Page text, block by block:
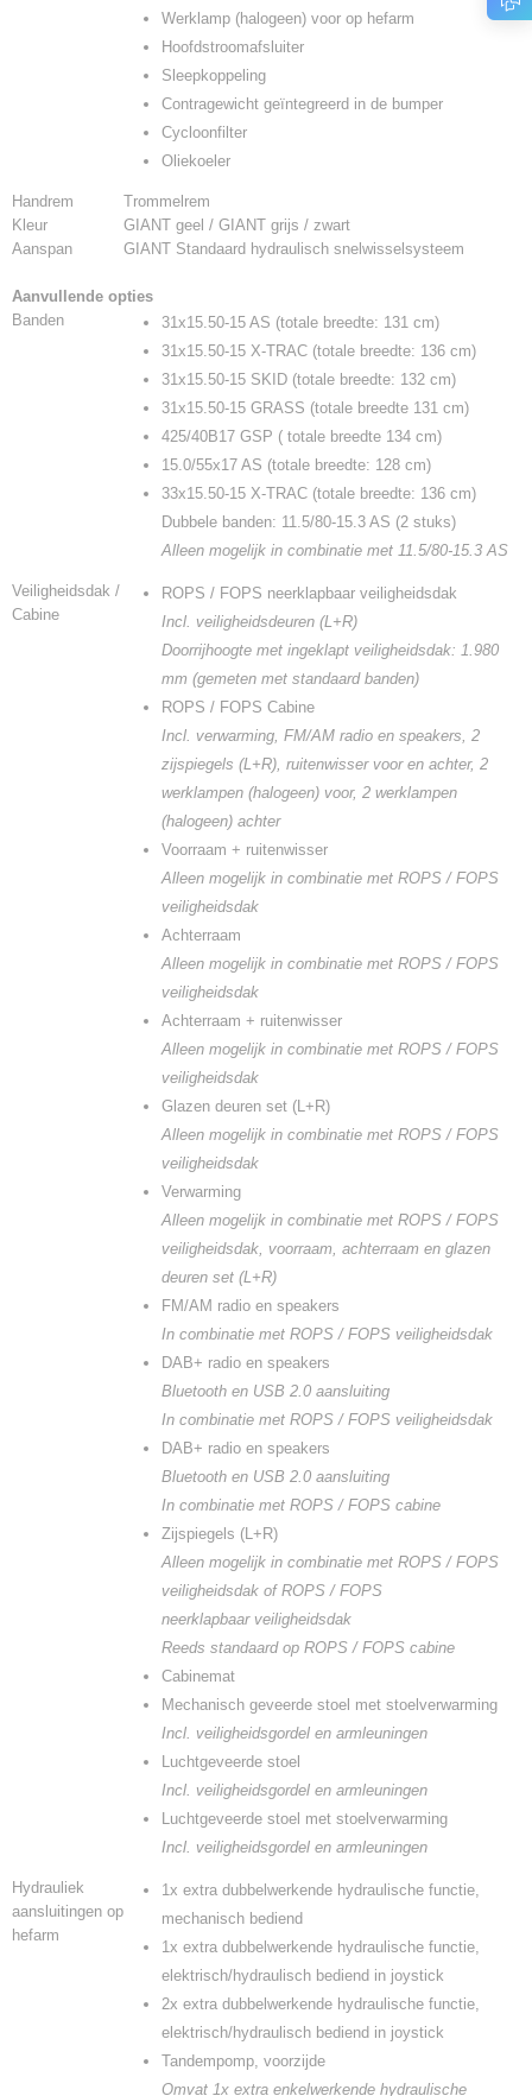
Werklamp (halogeen) voor op hefarm
Hoofdstroomafsluiter
Sleepkoppeling
Contragewicht geïntegreerd in de bumper
Cycloonfilter
Oliekoeler
Handrem
Trommelrem
Kleur
GIANT geel / GIANT grijs / zwart
Aanspan
GIANT Standaard hydraulisch snelwisselsysteem
Aanvullende opties
Banden
31x15.50-15 AS (totale breedte: 131 cm)
31x15.50-15 X-TRAC (totale breedte: 136 cm)
31x15.50-15 SKID (totale breedte: 132 cm)
31x15.50-15 GRASS (totale breedte 131 cm)
425/40B17 GSP ( totale breedte 134 cm)
15.0/55x17 AS (totale breedte: 128 cm)
33x15.50-15 X-TRAC (totale breedte: 136 cm)
Dubbele banden: 11.5/80-15.3 AS (2 stuks)
Alleen mogelijk in combinatie met 11.5/80-15.3 AS
Veiligheidsdak /
Cabine
ROPS / FOPS neerklapbaar veiligheidsdak
Incl. veiligheidsdeuren (L+R)
Doorrijhoogte met ingeklapt veiligheidsdak: 1.980
mm (gemeten met standaard banden)
ROPS / FOPS Cabine
Incl. verwarming, FM/AM radio en speakers, 2
zijspiegels (L+R), ruitenwisser voor en achter, 2
werklampen (halogeen) voor, 2 werklampen
(halogeen) achter
Voorraam + ruitenwisser
Alleen mogelijk in combinatie met ROPS / FOPS
veiligheidsdak
Achterraam
Alleen mogelijk in combinatie met ROPS / FOPS
veiligheidsdak
Achterraam + ruitenwisser
Alleen mogelijk in combinatie met ROPS / FOPS
veiligheidsdak
Glazen deuren set (L+R)
Alleen mogelijk in combinatie met ROPS / FOPS
veiligheidsdak
Verwarming
Alleen mogelijk in combinatie met ROPS / FOPS
veiligheidsdak, voorraam, achterraam en glazen
deuren set (L+R)
FM/AM radio en speakers
In combinatie met ROPS / FOPS veiligheidsdak
DAB+ radio en speakers
Bluetooth en USB 2.0 aansluiting
In combinatie met ROPS / FOPS veiligheidsdak
DAB+ radio en speakers
Bluetooth en USB 2.0 aansluiting
In combinatie met ROPS / FOPS cabine
Zijspiegels (L+R)
Alleen mogelijk in combinatie met ROPS / FOPS
veiligheidsdak of ROPS / FOPS
neerklapbaar veiligheidsdak
Reeds standaard op ROPS / FOPS cabine
Cabinemat
Mechanisch geveerde stoel met stoelverwarming
Incl. veiligheidsgordel en armleuningen
Luchtgeveerde stoel
Incl. veiligheidsgordel en armleuningen
Luchtgeveerde stoel met stoelverwarming
Incl. veiligheidsgordel en armleuningen
Hydrauliek
aansluitingen op
hefarm
1x extra dubbelwerkende hydraulische functie,
mechanisch bediend
1x extra dubbelwerkende hydraulische functie,
elektrisch/hydraulisch bediend in joystick
2x extra dubbelwerkende hydraulische functie,
elektrisch/hydraulisch bediend in joystick
Tandempomp, voorzijde
Omvat 1x extra enkelwerkende hydraulische